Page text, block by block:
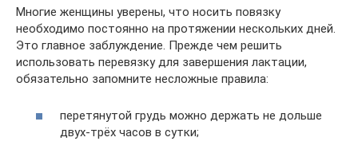
Многие женщины уверены, что носить повязку
необходимо постоянно на протяжении нескольких дней.
Это главное заблуждение. Прежде чем решить
использовать перевязку для завершения лактации,
обязательно запомните несложные правила:
перетянутой грудь можно держать не дольше
двух-трёх часов в сутки;